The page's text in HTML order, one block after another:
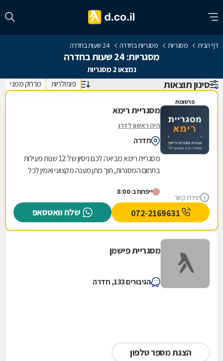
דף הבית מסגריות מסגריות בחדרה 24 שעות בחדרה
מסגריות: 24 שעות בחדרה
נמצאו 2 מסגריות
סינון תוצאות פופולריות מרחק ממני
פרסומת
יצירת קשר
מסגריית רימא
היה ראשון לדרג
חדרה
מסגריית רימא מביאה לכם ניסיון של 12 שנות פעילות
בתחום המסגרות, תוך מתן מענה מקצועי ואמין לכל
ייפתח ב-8:00
שלח וואטסאפ
מסגריית פישמן
הגיבורים 133, חדרה
הצגת מספר טלפון